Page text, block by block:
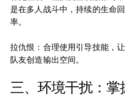
是在多人战斗中，持续的生命
率。
拉仇恨：合理使用引导技能，
队友创造输出空间。
三、环境干扰：